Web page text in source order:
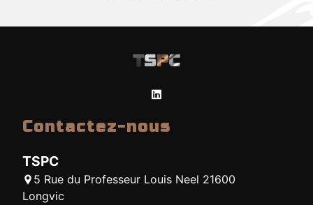
Contactez-nous
TSPC
5 Rue du Professeur Louis Neel 21600
Longvic